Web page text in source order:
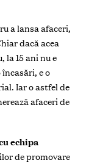
a lansa afaceri,
dacă acea
la 15 ani nu e
e o
Iar o astfel de
afaceri de
echipa
de promovare